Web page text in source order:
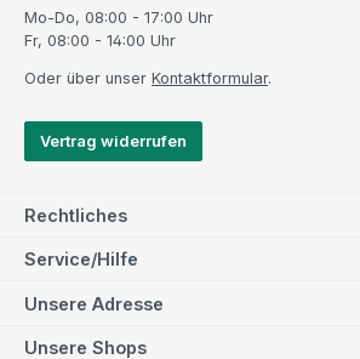
Mo-Do, 08:00 - 17:00 Uhr
Fr, 08:00 - 14:00 Uhr
Oder über unser Kontaktformular.
Vertrag widerrufen
Rechtliches
Service/Hilfe
Unsere Adresse
Unsere Shops